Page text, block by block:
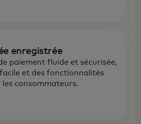
enregistrée
paiement fluide et sécurisée,
et des fonctionnalités
consommateurs.